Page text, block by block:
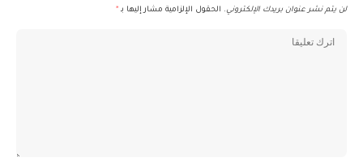
لن يتم نشر عنوان بريدك الإلكتروني. الحقول الإلزامية مشار إليها بـ *